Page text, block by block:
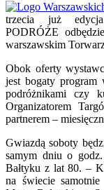
trzecia już edycja
PODRÓŻE
warszawskim
Obok oferty
jest bogaty
podróżnikami czy
Organizatorem
partnerem –
Gwiazdą soboty
samym dniu o
Bałtyku z lat 80. –
na świecie samotnie